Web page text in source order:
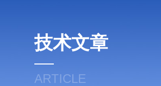
技术文章
ARTICLE